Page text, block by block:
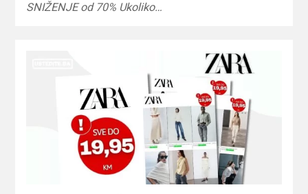
SNIŽENJE od 70% Ukoliko…